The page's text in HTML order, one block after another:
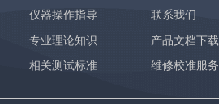
联系我们
产品文档下载
维修校准服务
仪器操作指导
专业理论知识
相关测试标准